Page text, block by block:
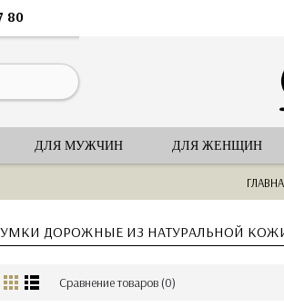
80
ДЛЯ МУЖЧИН ДЛЯ ЖЕНЩИН
ДОРОЖНЫЕ ИЗ НАТУРАЛЬНОЙ
Сравнение товаров (0)